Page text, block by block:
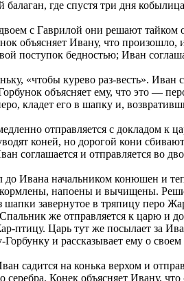
где спустя три дня
с Гаврилой они решают тайком
объясняет Ивану, что произошло, и
поступок бедностью; Иван
«чтобы курево раз-весть». Иван
объясняет ему, что это —
кладет его в шапку и,
отправляется с докладом к
коней, но дорогой кони
соглашается и отправляется во
Ивана начальником конюшен и
напоены и вычищены.
завернутое в тряпицу перо
же отправляется к царю и
птицу. Царь тут же посылает за
и рассказывает ему о
садится на конька верхом и
Конек объясняет Ивану,